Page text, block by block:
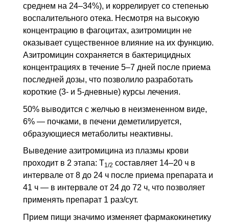
среднем на 24–34%), и коррелирует со степенью
воспалительного отека. Несмотря на высокую
концентрацию в фагоцитах, азитромицин не
оказывает существенное влияние на их функцию.
Азитромицин сохраняется в бактерицидных
концентрациях в течение 5–7 дней после приема
последней дозы, что позволило разработать
короткие (3- и 5-дневные) курсы лечения.
50% выводится с желчью в неизмененном виде,
6% — почками, в печени деметилируется,
образующиеся метаболиты неактивны.
Выведение азитромицина из плазмы крови
проходит в 2 этапа: T1/2 составляет 14–20 ч в
интервале от 8 до 24 ч после приема препарата и
41 ч — в интервале от 24 до 72 ч, что позволяет
применять препарат 1 раз/сут.
Прием пищи значимо изменяет фармакокинетику